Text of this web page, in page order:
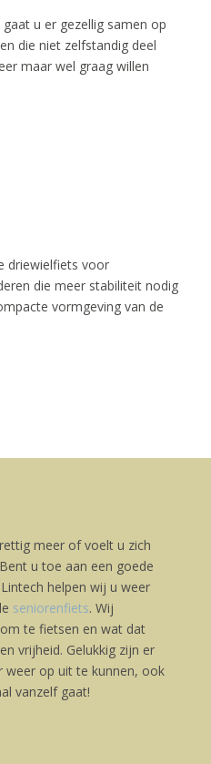
u er gezellig samen op
die niet zelfstandig deel
maar wel graag willen
driewielfiets voor
die meer stabiliteit nodig
vormgeving van de
meer of voelt u zich
u toe aan een goede
helpen wij u weer
seniorenfiets. Wij
te fietsen en wat dat
vrijheid. Gelukkig zijn er
op uit te kunnen, ook
vanzelf gaat!